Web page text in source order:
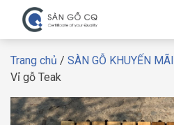
Trang chủ / SÀN GỖ KHUYẾN MÃI
Vỉ gỗ Teak